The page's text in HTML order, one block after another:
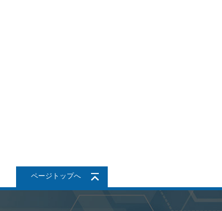
ページトップへ